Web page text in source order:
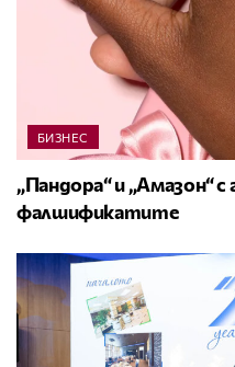
БИЗНЕС
„Пандора“ и „Амазон“
фалшификатите